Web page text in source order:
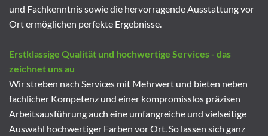
und Fachkenntnis sowie die hervorragende Ausstattung vor
Ort ermöglichen perfekte Ergebnisse.
Erstklassige Qualität und hochwertige Services - das
zeichnet uns au
Wir streben nach Services mit Mehrwert und bieten neben
fachlicher Kompetenz und einer kompromisslos präzisen
Arbeitsausführung auch eine umfangreiche und vielseitige
Auswahl hochwertiger Farben vor Ort. So lassen sich ganz